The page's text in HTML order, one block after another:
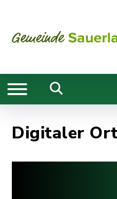
Digitaler